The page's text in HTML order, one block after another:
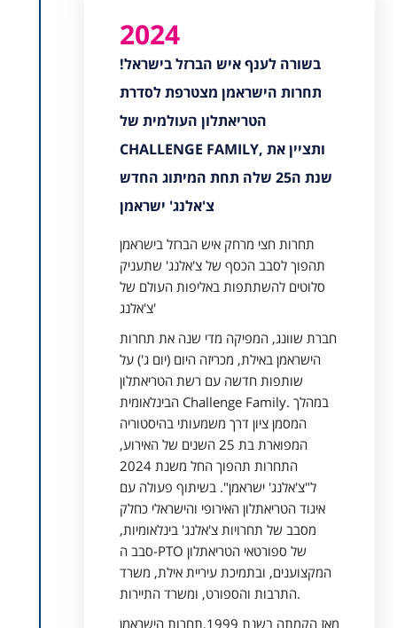
2024
בשורה לענף איש הברזל בישראל!
תחרות הישראמן מצטרפת לסדרת
הטריאתלון העולמית של
CHALLENGE FAMILY, ותציין את
שנת ה25 שלה תחת המיתוג החדש
צ'אלנג' ישראמן
תחרות חצי מרחק איש הברזל בישראמן
תהפוך לסבב הכסף של צ'אלנג' שתעניק
סלוטים להשתתפות באליפות העולם של
צ'אלנג'
חברת שוונג, המפיקה מדי שנה את תחרות
הישראמן באילת, מכריזה היום (יום ג') על
שותפות חדשה עם רשת הטריאתלון
הבינלאומית Challenge Family. במהלך
המסמן ציון דרך משמעותי בהיסטוריה
המפוארת בת 25 השנים של האירוע,
התחרות תהפוך החל משנת 2024
ל"צ'אלנג' ישראמן". בשיתוף פעולה עם
איגוד הטריאתלון האירופי והישראלי כחלק
מסבב של תחרויות צ'אלנג' בינלאומיות,
סבב ה-PTO של ספורטאי הטריאתלון
המקצוענים, ובתמיכת עיריית אילת, משרד
התרבות והספורט, ומשרד התיירות.
מאז הקמתה בשנת 1999,תחרות הישראמן